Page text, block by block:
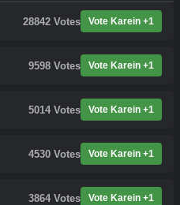
28842 Votes Vote Karein +1
9598 Votes Vote Karein +1
5014 Votes Vote Karein +1
4530 Votes Vote Karein +1
3864 Votes Vote Karein +1